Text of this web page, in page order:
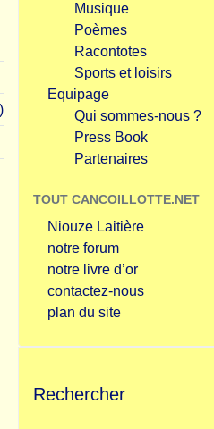
Musique
Poèmes
Racontotes
Sports et loisirs
Equipage
Qui sommes-nous ?
Press Book
Partenaires
TOUT CANCOILLOTTE.NET
Niouze Laitière
notre forum
notre livre d’or
contactez-nous
plan du site
Rechercher